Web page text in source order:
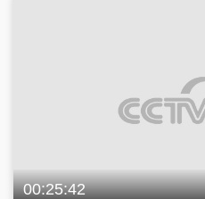
00:25:42